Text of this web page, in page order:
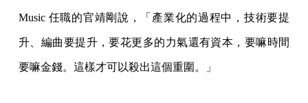
Music 任職的官靖剛說，「產業化的過程中，技術要提
升、編曲要提升，要花更多的力氣還有資本，要嘛時間
要嘛金錢。這樣才可以殺出這個重圍。」